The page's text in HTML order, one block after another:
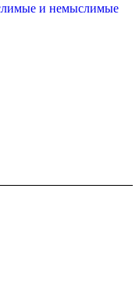
и немыслимые